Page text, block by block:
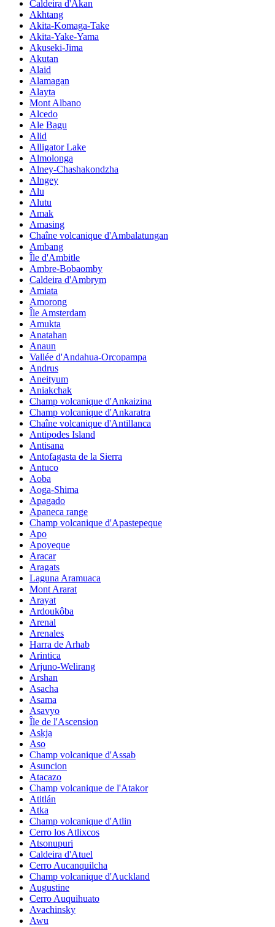
Caldeira d'Akan
Akhtang
Akita-Komaga-Take
Akita-Yake-Yama
Akuseki-Jima
Akutan
Alaid
Alamagan
Alayta
Mont Albano
Alcedo
Ale Bagu
Alid
Alligator Lake
Almolonga
Alney-Chashakondzha
Alngey
Alu
Alutu
Amak
Amasing
Chaîne volcanique d'Ambalatungan
Ambang
Île d'Ambitle
Ambre-Bobaomby
Caldeira d'Ambrym
Amiata
Amorong
Île Amsterdam
Amukta
Anatahan
Anaun
Vallée d'Andahua-Orcopampa
Andrus
Aneityum
Aniakchak
Champ volcanique d'Ankaizina
Champ volcanique d'Ankaratra
Chaîne volcanique d'Antillanca
Antipodes Island
Antisana
Antofagasta de la Sierra
Antuco
Aoba
Aoga-Shima
Apagado
Apaneca range
Champ volcanique d'Apastepeque
Apo
Apoyeque
Aracar
Aragats
Laguna Aramuaca
Mont Ararat
Arayat
Ardoukôba
Arenal
Arenales
Harra de Arhab
Arintica
Arjuno-Welirang
Arshan
Asacha
Asama
Asavyo
Île de l'Ascension
Askja
Aso
Champ volcanique d'Assab
Asuncion
Atacazo
Champ volcanique de l'Atakor
Atitlán
Atka
Champ volcanique d'Atlin
Cerro los Atlixcos
Atsonupuri
Caldeira d'Atuel
Cerro Aucanquilcha
Champ volcanique d'Auckland
Augustine
Cerro Auquihuato
Avachinsky
Awu